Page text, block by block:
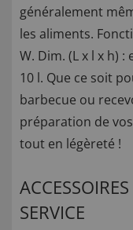
généralement
les aliments.
W. Dim. (L x l x h) :
10 l. Que ce soit
barbecue ou
préparation de
tout en légèreté !
ACCESSOIRES
SERVICE